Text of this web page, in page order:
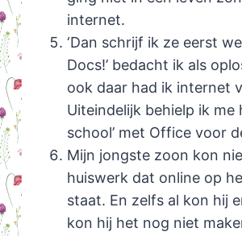
internet.
‘Dan schrijf ik ze eerst
Docs!’ bedacht ik als
ook daar had ik internet
Uiteindelijk behielp ik me
school’ met Office voor
Mijn jongste zoon kon
huiswerk dat online op
staat. En zelfs al kon hij
kon hij het nog niet